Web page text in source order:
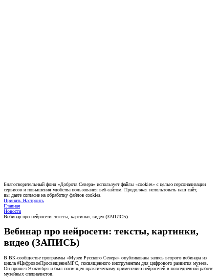
Благотворительный фонд «Доброта Севера» использует файлы «cookies» с целью персонализации
сервисов и повышения удобства пользования веб-сайтом. Продолжая использовать наш сайт,
вы даете согласие на обработку файлов cookies.
Принять Настроить
Главная
Новости
Вебинар про нейросети: тексты, картинки, видео (ЗАПИСЬ)
Вебинар про нейросети: тексты, картинки,
видео (ЗАПИСЬ)
В ВК-сообществе программы «Музеи Русского Севера» опубликована запись второго вебинара из
цикла #ЦифровоеПросвещениеМРС, посвященного инструментам для цифрового развития музеев.
Он прошел 9 октября и был посвящен практическому применению нейросетей в повседневной работе
музейных специалистов.